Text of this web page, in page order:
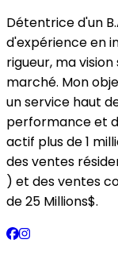
Détentrice d'un
d'expérience en
rigueur, ma
marché. Mon
un service haut
performance et
actif plus de 1
des ventes
) et des ventes
de 25 Millions$.